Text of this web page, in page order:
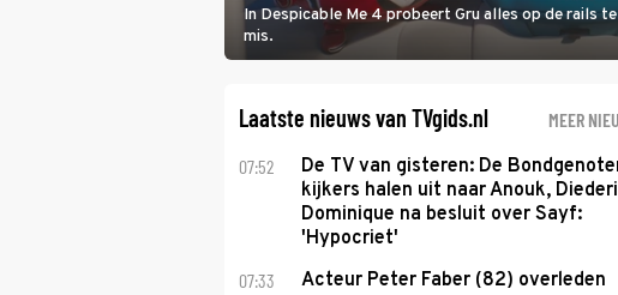
In Despicable Me 4 probeert Gru alles op de rails
mis.
Laatste nieuws van TVgids.nl MEER
07:52
De TV van gisteren: De
kijkers halen uit naar Anouk,
Dominique na besluit over Sayf:
'Hypocriet'
07:33 Acteur Peter Faber (82) overleden